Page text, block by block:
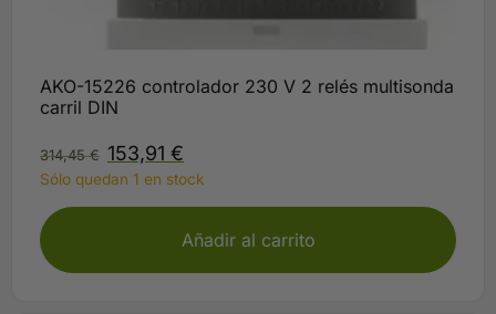
AKO-15226 controlador 230 V 2 relés multisonda
carril DIN
314,45€ 153,91 €
Sólo quedan 1 en stock
Añadir al carrito